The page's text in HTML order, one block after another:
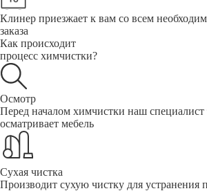
Клинер приезжает к вам со всем
заказа
Как происходит
процесс химчистки?
Осмотр
Перед началом химчистки наш специалист
осматривает мебель
Сухая чистка
Производит сухую чистку для устранения